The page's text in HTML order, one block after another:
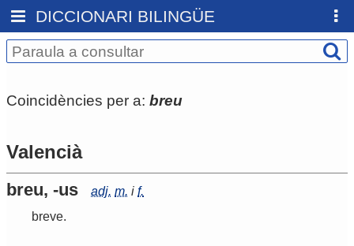
DICCIONARI BILINGÜE
Coincidències per a: breu
Valencià
breu, -us adj. m. i f.
breve.